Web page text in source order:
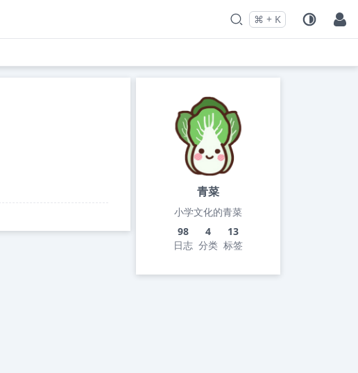
Press
⌘ +
and K
to search
青菜
小学文化的青菜
98
日志
4
分类
13
标签